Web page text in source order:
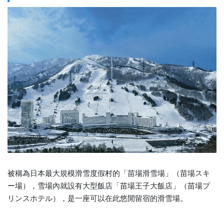
被稱為日本最大規模滑雪度假村的「苗場滑雪場」（苗場スキ
ー場），雪場內就設有大型飯店「苗場王子大飯店」（苗場プ
リンスホテル），是一座可以在此悠閒留宿的滑雪場。